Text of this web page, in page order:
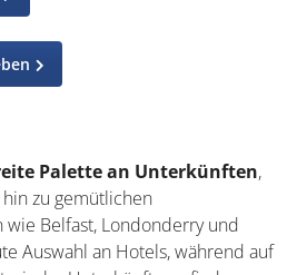
genannten
oder Champ, ein Kartoffelpüree
Inselstaat gibt es natürlich
getrunken wird Bier, aber